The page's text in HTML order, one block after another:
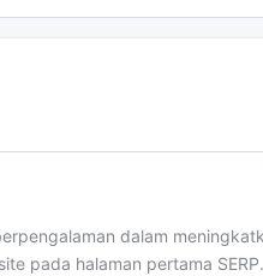
dalam
pada halaman pertama